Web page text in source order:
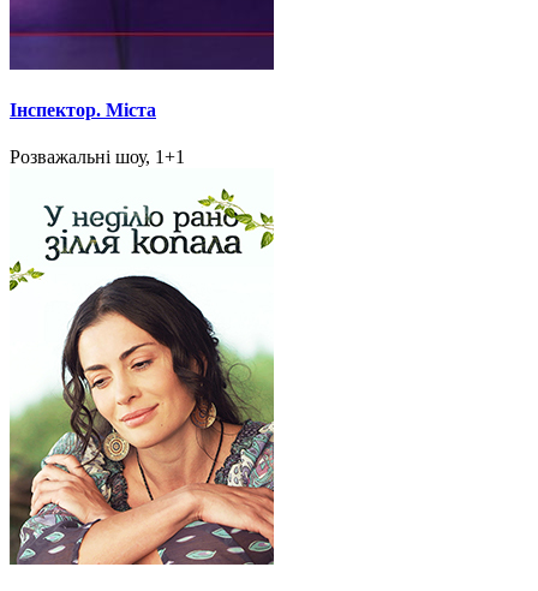
Інспектор. Міста
Розважальні шоу, 1+1